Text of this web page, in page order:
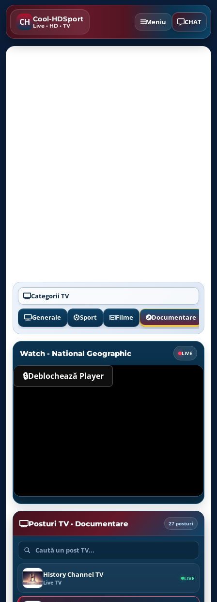
CH Cool-HDSport
Live • HD • TV Meniu CHAT
Categorii TV
Generale Sport Filme Documentare
Watch - National Geographic LIVE
🔒Deblochează Player
Posturi TV · Documentare 27 posturi
History Channel TV
Live TV
LIVE